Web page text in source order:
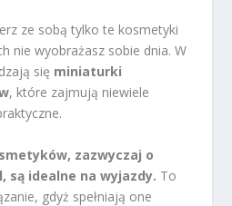
ze sobą tylko te kosmetyki
nie wyobrażasz sobie dnia. W
się miniaturki
, które zajmują niewiele
zazwyczaj o
są idealne na wyjazdy. To
gdyż spełniają one